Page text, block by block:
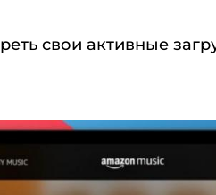
свои активные